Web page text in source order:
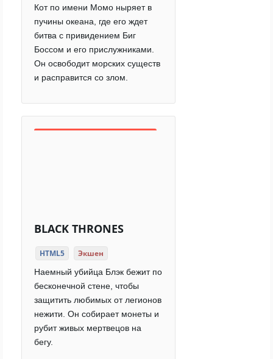
Кот по имени Момо ныряет в
пучины океана, где его ждет
битва с привидением Биг
Боссом и его прислужниками.
Он освободит морских существ
и расправится со злом.
BLACK THRONES
HTML5 Экшен
Наемный убийца Блэк бежит по
бесконечной стене, чтобы
защитить любимых от легионов
нежити. Он собирает монеты и
рубит живых мертвецов на
бегу.